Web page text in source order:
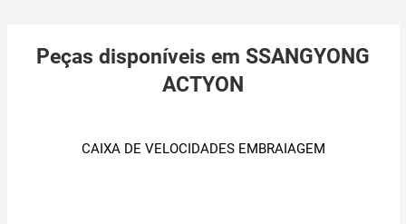
Peças disponíveis em SSANGYONG
ACTYON
CAIXA DE VELOCIDADES EMBRAIAGEM